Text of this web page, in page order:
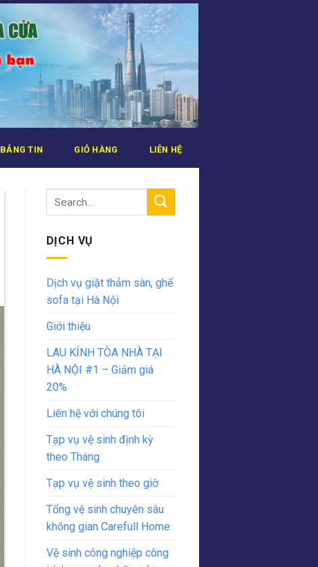
BẢNG TIN GIỎ HÀNG LIÊN HỆ
DỊCH VỤ
Dịch vụ giặt thảm sàn, ghế
sofa tại Hà Nội
Giới thiệu
LAU KÍNH TÒA NHÀ TẠI
HÀ NỘI #1 – Giảm giá
20%
Liên hệ với chúng tôi
Tạp vụ vệ sinh định kỳ
theo Tháng
Tạp vụ vệ sinh theo giờ
Tổng vệ sinh chuyên sâu
không gian Carefull Home
Vệ sinh công nghiệp công